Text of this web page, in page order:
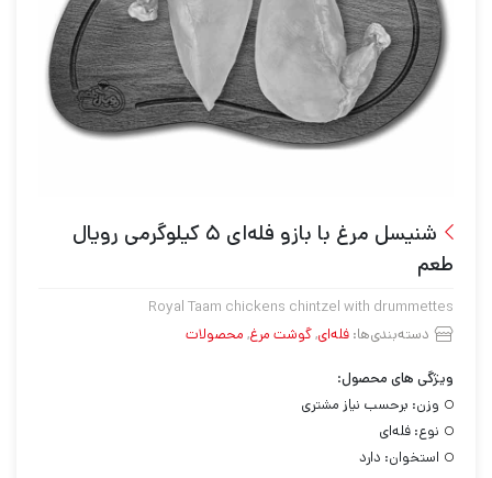
شنیسل مرغ با بازو فله‌ای ۵ کیلوگرمی رویال
طعم
Royal Taam chickens chintzel with drummettes
دسته‌بندی‌ها: فله‌ای,گوشت مرغ, محصولات
ویژگی های محصول:
وزن: برحسب نیاز مشتری
نوع: فله‌ای
استخوان: دارد